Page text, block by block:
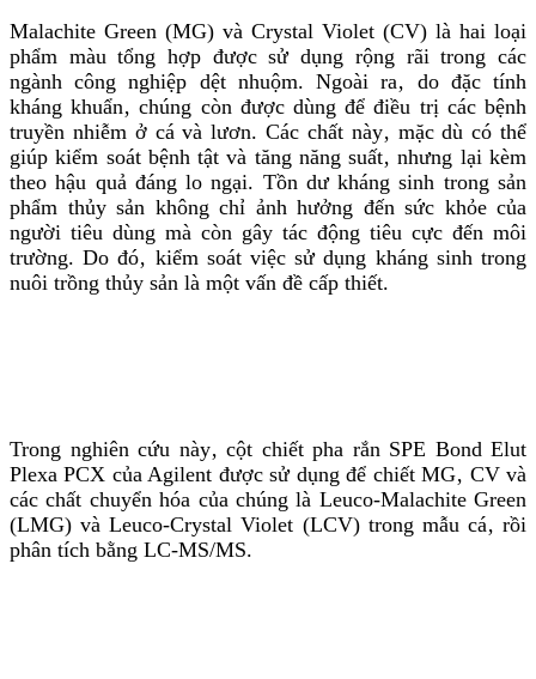
Malachite Green (MG) và Crystal Violet (CV) là hai loại
phẩm màu tổng hợp được sử dụng rộng rãi trong các
ngành công nghiệp dệt nhuộm. Ngoài ra‚ do đặc tính
kháng khuẩn‚ chúng còn được dùng để điều trị các bệnh
truyền nhiễm ở cá và lươn. Các chất này‚ mặc dù có thể
giúp kiểm soát bệnh tật và tăng năng suất‚ nhưng lại kèm
theo hậu quả đáng lo ngại. Tồn dư kháng sinh trong sản
phẩm thủy sản không chỉ ảnh hưởng đến sức khỏe của
người tiêu dùng mà còn gây tác động tiêu cực đến môi
trường. Do đó‚ kiểm soát việc sử dụng kháng sinh trong
nuôi trồng thủy sản là một vấn đề cấp thiết.
Trong nghiên cứu này‚ cột chiết pha rắn SPE Bond Elut
Plexa PCX của Agilent được sử dụng để chiết MG‚ CV và
các chất chuyển hóa của chúng là Leuco-Malachite Green
(LMG) và Leuco-Crystal Violet (LCV) trong mẫu cá‚ rồi
phân tích bằng LC-MS/MS.